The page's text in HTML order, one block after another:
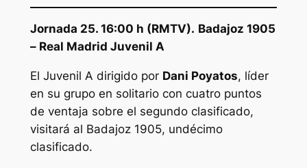
Jornada 25. 16:00 h (RMTV). Badajoz 1905
– Real Madrid Juvenil A
El Juvenil A dirigido por Dani Poyatos, líder
en su grupo en solitario con cuatro puntos
de ventaja sobre el segundo clasificado,
visitará al Badajoz 1905, undécimo
clasificado.